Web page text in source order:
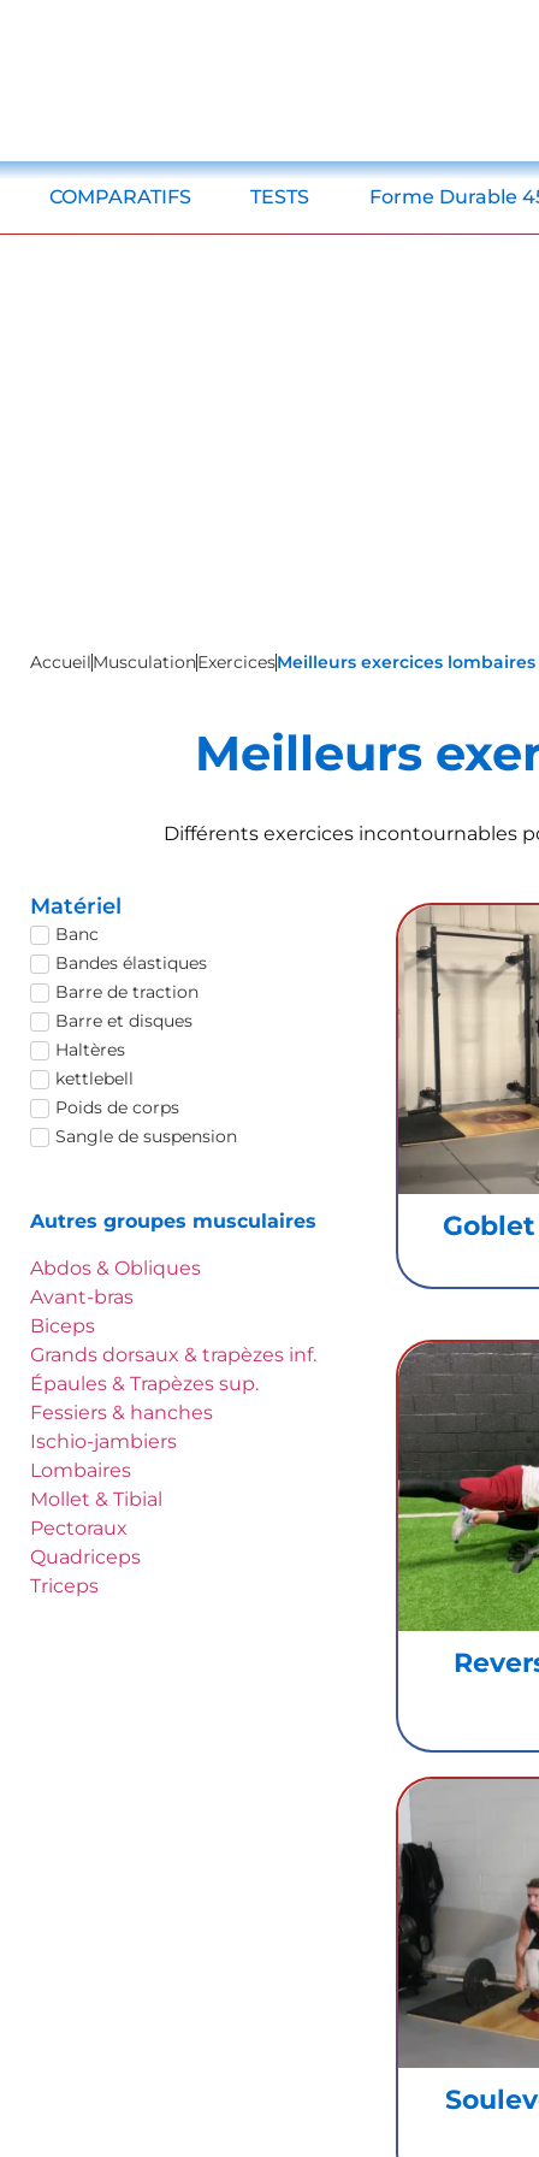
COMPARATIFS TESTS Forme Durable
AccueilMusculationExercicesMeilleurs exercices
Meilleurs
Différents exercices incontournables
Matériel
Banc
Bandes élastiques
Barre de traction
Barre et disques
Haltères
kettlebell
Poids de corps
Sangle de suspension
Autres groupes musculaires
Abdos & Obliques
Avant-bras
Biceps
Grands dorsaux & trapèzes inf.
Épaules & Trapèzes sup.
Fessiers & hanches
Ischio-jambiers
Lombaires
Mollet & Tibial
Pectoraux
Quadriceps
Triceps